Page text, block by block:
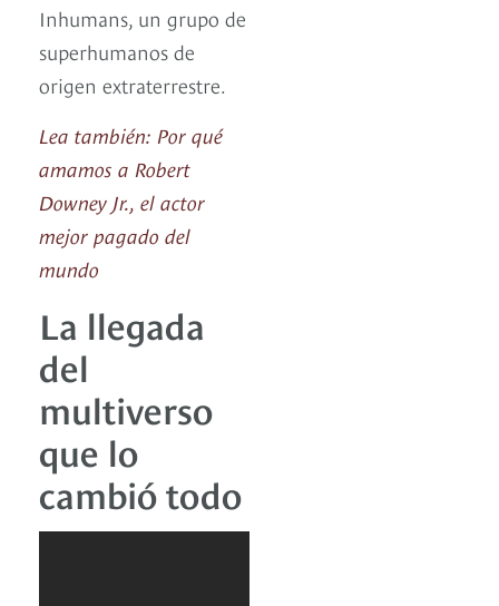
Inhumans, un grupo de
superhumanos de
origen extraterrestre.
Lea también: Por qué
amamos a Robert
Downey Jr., el actor
mejor pagado del
mundo
La llegada
del
multiverso
que lo
cambió todo